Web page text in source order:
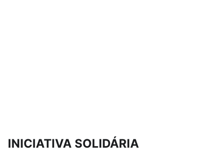
INICIATIVA SOLIDÁRIA